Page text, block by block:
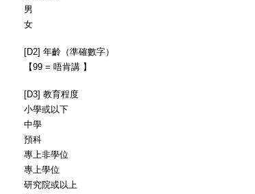
男
女
[D2] 年齡（準確數字）
【99 = 唔肯講 】
[D3] 教育程度
小學或以下
中學
預科
專上非學位
專上學位
研究院或以上